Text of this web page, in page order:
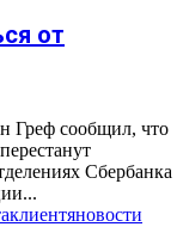
от
Греф сообщил, что
Сбербанка
клиентяновости